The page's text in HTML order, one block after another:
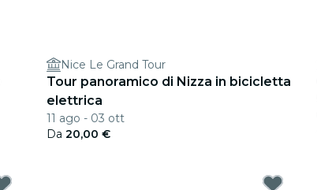
Nice Le Grand Tour
Tour panoramico di Nizza in bicicletta
elettrica
11 ago - 03 ott
Da 20,00 €